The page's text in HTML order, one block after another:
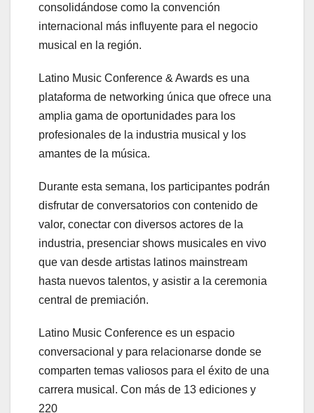
consolidándose como la convención
internacional más influyente para el negocio
musical en la región.
Latino Music Conference & Awards es una
plataforma de networking única que ofrece una
amplia gama de oportunidades para los
profesionales de la industria musical y los
amantes de la música.
Durante esta semana, los participantes podrán
disfrutar de conversatorios con contenido de
valor, conectar con diversos actores de la
industria, presenciar shows musicales en vivo
que van desde artistas latinos mainstream
hasta nuevos talentos, y asistir a la ceremonia
central de premiación.
Latino Music Conference es un espacio
conversacional y para relacionarse donde se
comparten temas valiosos para el éxito de una
carrera musical. Con más de 13 ediciones y
220